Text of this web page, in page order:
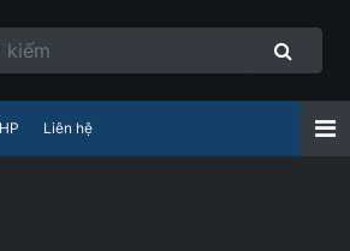
Liên hệ